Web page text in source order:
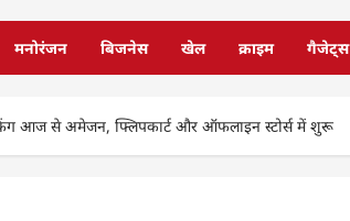
मनोरंजन बिजनेस खेल क्राइम गैजेट्स
आज से अमेजन, फ्लिपकार्ट और ऑफलाइन स्टोर्स में शुरू